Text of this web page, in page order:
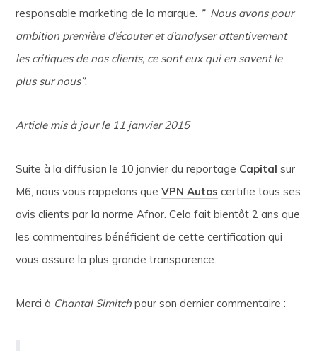
responsable marketing de la marque. ” Nous avons pour
ambition première d’écouter et d’analyser attentivement
les critiques de nos clients, ce sont eux qui en savent le
plus sur nous”.
Article mis à jour le 11 janvier 2015
Suite à la diffusion le 10 janvier du reportage Capital sur
M6, nous vous rappelons queVPN Autos certifie tous ses
avis clients par la norme Afnor. Cela fait bientôt 2 ans que
les commentaires bénéficient de cette certification qui
vous assure la plus grande transparence.
Merci à Chantal Simitch pour son dernier commentaire :